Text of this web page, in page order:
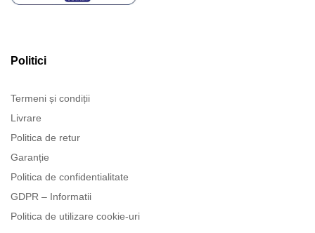
Politici
Termeni și condiții
Livrare
Politica de retur
Garanție
Politica de confidentialitate
GDPR – Informatii
Politica de utilizare cookie-uri